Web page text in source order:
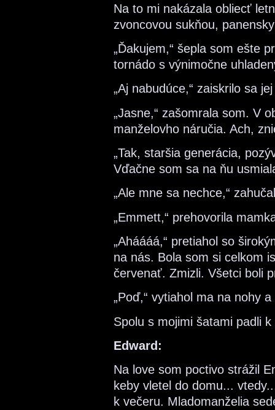
Na to mi nakázala obliecť
zvoncovou sukňou,
„Ďakujem,“ šepla som ešte
tornádo s výnimočne
„Aj nabudúce,“ zaiskrilo sa
„Jasne,“ zašomrala som. V
manželovho náručia. Ach,
„Tak, staršia generácia,
Vďačne som sa na ňu
„Ale mne sa nechce,“
„Emmett,“ prehovorila
„Aháááá,“ pretiahol so
na nás. Bola som si celkom
červenať. Zmizli. Všetci boli
„Poď,“ vytiahol ma na nohy
Spolu s mojimi šatami padli
Edward:
Na love som poctivo strážil
keby vletel do domu...
k večeru. Mladomanželia